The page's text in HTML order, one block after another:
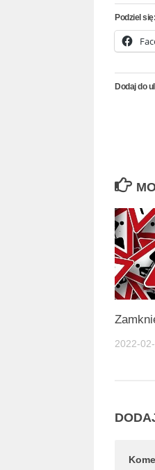
Podziel się:
Dodaj do
2022-